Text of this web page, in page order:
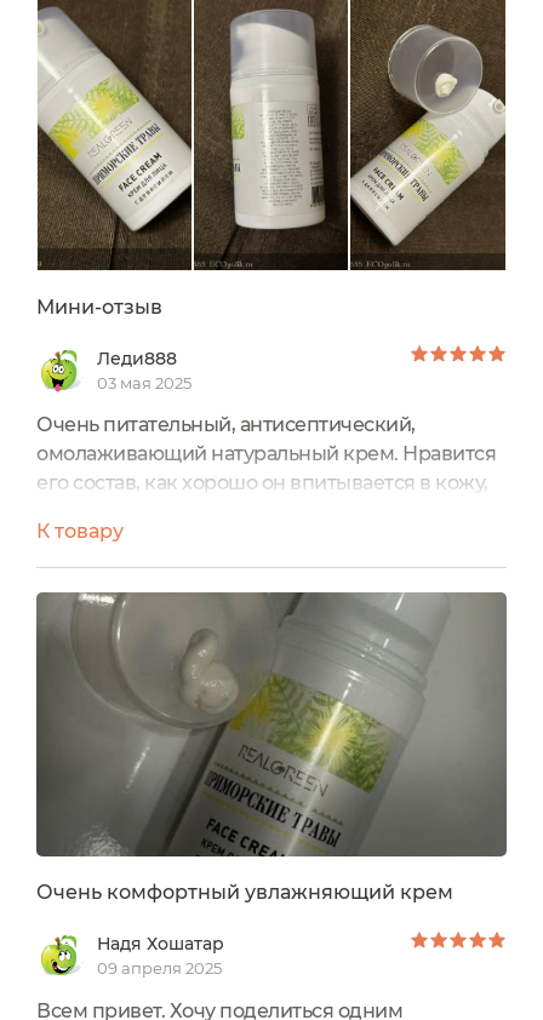
крема!И в этом отзыве хочу рассказать об
одном креме, которым я пользуюсь последний
месяц, и если честно, то уже...
Мини-отзыв
Леди888
03 мая 2025
Очень питательный, антисептический,
омолаживающий натуральный крем. Нравится
его состав, как хорошо он впитывается в кожу,
по вечерам после умывания. Он конечно, хоть
для дня, хоть как ночной, но так как довольно
питательный, то наношу обычно вечером. По
утрам какой-нибудь с солнечной защитой.
Покупала крем на плейсе, пришел в отличной
упаковке. Немного долго шел, но стоило
потерпеть. Очень подошел.
К товару
Очень комфортный увлажняющий крем
Надя Хошатар
09 апреля 2025
Всем привет. Хочу поделиться одним